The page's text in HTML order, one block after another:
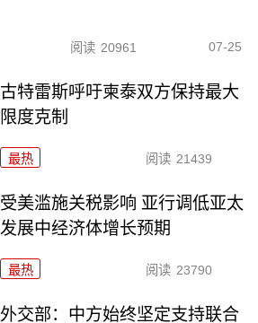
阅读 20961 07-25
古特雷斯呼吁柬泰双方保持最大
限度克制
最热 阅读 21439
受美滥施关税影响 亚行调低亚太
发展中经济体增长预期
最热 阅读 23790
外交部：中方始终坚定支持联合